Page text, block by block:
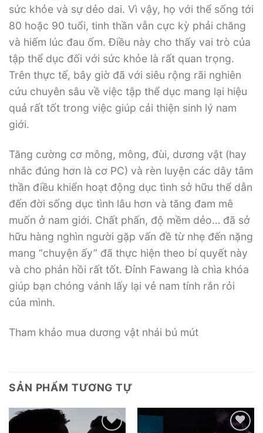
sức khỏe và sự dẻo dai. Vì vậy, họ với thể sống tới
80 hoặc 90 tuổi, tinh thần vẫn cực kỳ phải chăng
và hiếm lúc đau ốm. Điều này cho thấy vai trò của
tập thể dục đối với sức khỏe là rất quan trọng.
Trên thực tế, bây giờ đã với siêu rộng rãi nghiên
cứu chuyên sâu về việc tập thể dục mang lại hiệu
quả rất tốt trong việc giúp cải thiện sinh lý nam
giới.
Tăng cường cơ mông, mông, đùi, dương vật (hay
nhắc đúng hơn là cơ PC) và rèn luyện các dây tâm
thần điều khiển hoạt động dục tình sở hữu thể dẫn
đến đời sống dục tình lâu hơn và tăng đam mê
muốn ở nam giới. Chất phấn, độ mềm dẻo… đã sở
hữu hàng nghìn người gặp vấn đề từ nhẹ đến nặng
mang “chuyện ấy” đã thực hiện theo bí quyết này
và cho phản hồi rất tốt. Đỉnh Fawang là chìa khóa
giúp bạn chóng vánh lấy lại vẻ nam tính rắn rỏi
của mình.
Tham khảo mua dương vật nhái bú mút
SẢN PHẨM TƯƠNG TỰ